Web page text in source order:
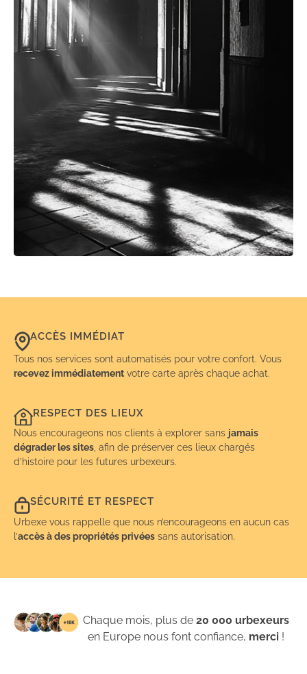
ACCÈS IMMÉDIAT
Tous nos services sont automatisés pour votre confort. Vous
recevez immédiatement votre carte après chaque achat.
RESPECT DES LIEUX
Nous encourageons nos clients à explorer sans jamais
dégrader les sites , afin de préserver ces lieux chargés
d’histoire pour les futures urbexeurs.
SÉCURITÉ ET RESPECT
Urbexe vous rappelle que nous n’encourageons en aucun cas
l’accès à des propriétés privées sans autorisation.
Chaque mois, plus de20 000 urbexeurs
en Europe nous font confiance, merci !